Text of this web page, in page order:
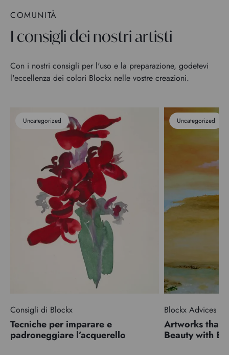
COMUNITÀ
I consigli dei nostri artisti
Con i nostri consigli per l'uso e la preparazione, godetevi
l'eccellenza dei colori Blockx nelle vostre creazioni.
Uncategorized
Consigli di Blockx
Tecniche per imparare e
padroneggiare l’acquerello
Uncategorized
Blockx Advices
Artworks that
Beauty with